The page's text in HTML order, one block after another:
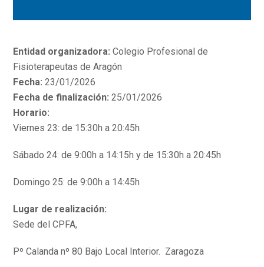
Entidad organizadora: Colegio Profesional de
Fisioterapeutas de Aragón
Fecha: 23/01/2026
Fecha de finalización: 25/01/2026
Horario:
Viernes 23: de 15:30h a 20:45h
Sábado 24: de 9:00h a 14:15h y de 15:30h a 20:45h
Domingo 25: de 9:00h a 14:45h
Lugar de realización:
Sede del CPFA,
Pº Calanda nº 80 Bajo Local Interior. Zaragoza